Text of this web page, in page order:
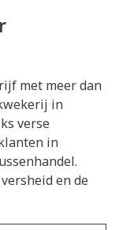
met meer dan
in
verse
in
en de